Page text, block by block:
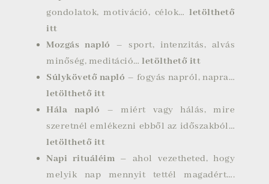
gondolatok, motiváció, célok… letölthető
itt
Mozgás napló – sport, intenzitás, alvás
minőség, meditáció… letölthető itt
Súlykövető napló – fogyás napról, napra…
letölthető itt
Hála napló – miért vagy hálás, mire
szeretnél emlékezni ebből az időszakból…
letölthető itt
Napi rituáléim – ahol vezetheted, hogy
melyik nap mennyit tettél magadért….